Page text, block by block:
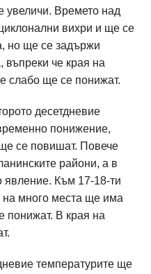
увеличи. Времето над
вихри и ще се
но ще се задържи
въпреки че края на
слабо ще се понижат.
десетдневие
понижение,
се повишат. Повече
райони, а в
явление. Към 17-18-ти
на много места ще има
понижат. В края на
температурите ще